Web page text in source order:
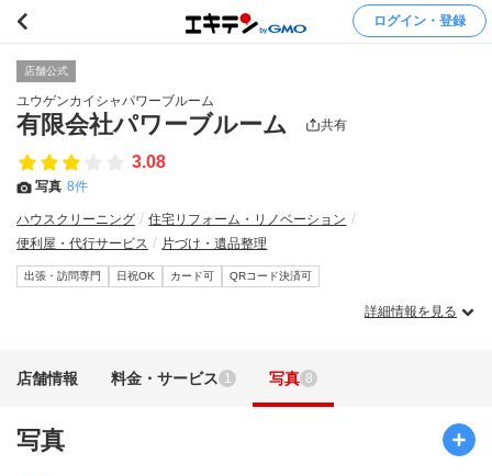
ログイン・登録
店舗公式
ユウゲンカイシャパワーブルーム
有限会社パワーブルーム 共有
3.08
写真 8件
ハウスクリーニング
住宅リフォーム・リノベーション
便利屋・代行サービス
片づけ・遺品整理
出張・訪問専門 日祝OK カード可 QRコード決済可
詳細情報を見る
店舗情報 料金・サービス 1 写真 8
写真